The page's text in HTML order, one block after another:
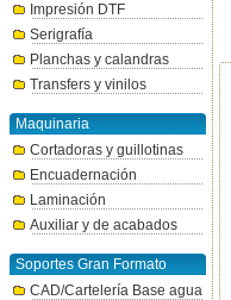
Impresión DTF
Serigrafía
Planchas y calandras
Transfers y vinilos
Maquinaria
Cortadoras y guillotinas
Encuadernación
Laminación
Auxiliar y de acabados
Soportes Gran Formato
CAD/Cartelería Base agua